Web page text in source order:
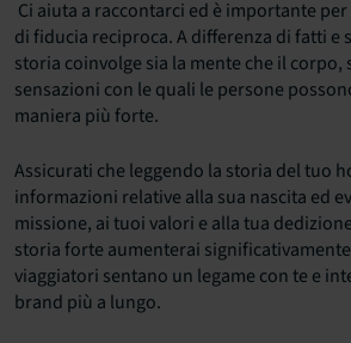
Ci aiuta a raccontarci ed è importante
di fiducia reciproca. A differenza di fatti e
storia coinvolge sia la mente che il
sensazioni con le quali le persone
maniera più forte.
Assicurati che leggendo la storia del tuo
informazioni relative alla sua nascita ed
missione, ai tuoi valori e alla tua
storia forte aumenterai
viaggiatori sentano un legame con te e
brand più a lungo.